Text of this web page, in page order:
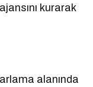
kurarak
alanında